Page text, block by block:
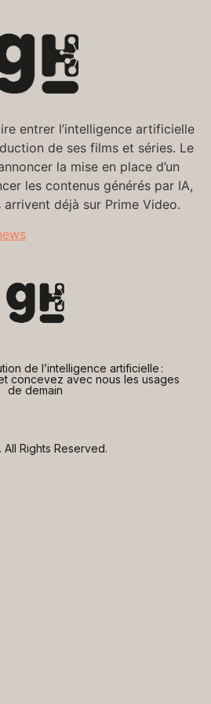
entrer l’intelligence artificielle
de ses films et séries. Le
la mise en place d’un
les contenus générés par IA,
déjà sur Prime Video.
de l’intelligence artificielle :
concevez avec nous les usages
de demain
All Rights Reserved.